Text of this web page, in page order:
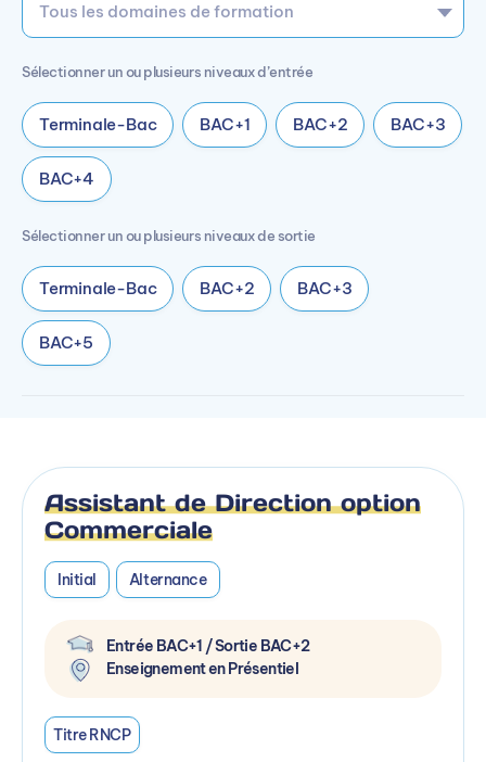
Sélectionner un ou plusieurs niveaux d’entrée
Terminale-Bac BAC+1 BAC+2 BAC+3
BAC+4
Sélectionner un ou plusieurs niveaux de sortie
Terminale-Bac BAC+2 BAC+3
BAC+5
Assistant de Direction option
Commerciale
Initial Alternance
Entrée BAC+1 / Sortie BAC+2
Enseignement en Présentiel
Titre RNCP